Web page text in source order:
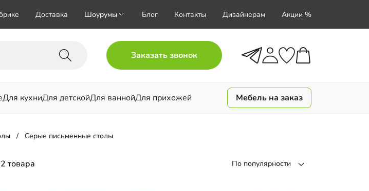
Доставка Шоурумы Блог Контакты Дизайнерам Акции %
Заказать звонок
Для кухниДля детскойДля ваннойДля прихожей Мебель на заказ
Серые письменные столы
товара По популярности